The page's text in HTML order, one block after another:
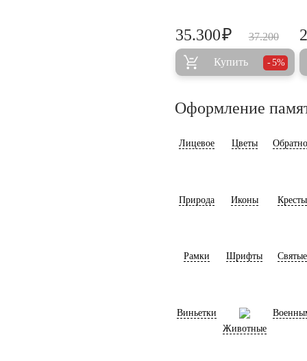
37.200
35.300₽
Купить 5%
Оформление
Лицевое Цветы
Природа Иконы Кресты
Рамки Шрифты Святые
Виньетки
Животные